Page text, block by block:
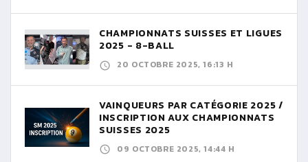
CHAMPIONNATS SUISSES ET LIGUES
2025 - 8-BALL
20 OCTOBRE 2025, 16:13 H
VAINQUEURS PAR CATÉGORIE 2025 /
INSCRIPTION AUX CHAMPIONNATS
SUISSES 2025
09 OCTOBRE 2025, 14:44 H